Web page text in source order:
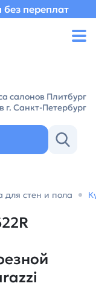
переплат
салонов Плитбург
в г. Санкт-Петербург
для стен и пола